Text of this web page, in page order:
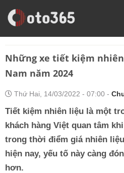
Trang Chủ
Đánh Giá Xe
Những xe tiết kiệm
Nam năm 2024
Thứ Hai, 14/03/2022 - 07:00 -
Tiết kiệm nhiên liệu là một
khách hàng Việt quan tâm
trong thời điểm giá nhiên
hiện nay, yếu tố này càng
hơn.